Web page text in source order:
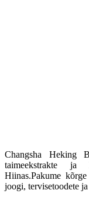
Changsha Heking
taimeekstrakte ja
Hiinas.Pakume
joogi, tervisetoodete